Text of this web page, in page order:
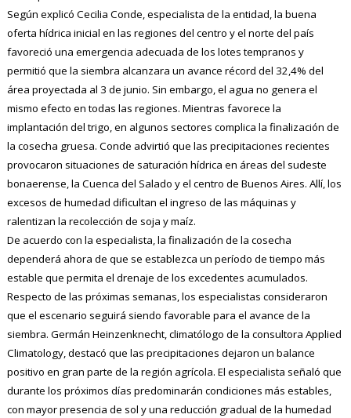
Según explicó Cecilia Conde, especialista de la entidad, la buena
oferta hídrica inicial en las regiones del centro y el norte del país
favoreció una emergencia adecuada de los lotes tempranos y
permitió que la siembra alcanzara un avance récord del 32,4% del
área proyectada al 3 de junio. Sin embargo, el agua no genera el
mismo efecto en todas las regiones. Mientras favorece la
implantación del trigo, en algunos sectores complica la finalización de
la cosecha gruesa. Conde advirtió que las precipitaciones recientes
provocaron situaciones de saturación hídrica en áreas del sudeste
bonaerense, la Cuenca del Salado y el centro de Buenos Aires. Allí, los
excesos de humedad dificultan el ingreso de las máquinas y
ralentizan la recolección de soja y maíz.
De acuerdo con la especialista, la finalización de la cosecha
dependerá ahora de que se establezca un período de tiempo más
estable que permita el drenaje de los excedentes acumulados.
Respecto de las próximas semanas, los especialistas consideraron
que el escenario seguirá siendo favorable para el avance de la
siembra. Germán Heinzenknecht, climatólogo de la consultora Applied
Climatology, destacó que las precipitaciones dejaron un balance
positivo en gran parte de la región agrícola. El especialista señaló que
durante los próximos días predominarán condiciones más estables,
con mayor presencia de sol y una reducción gradual de la humedad